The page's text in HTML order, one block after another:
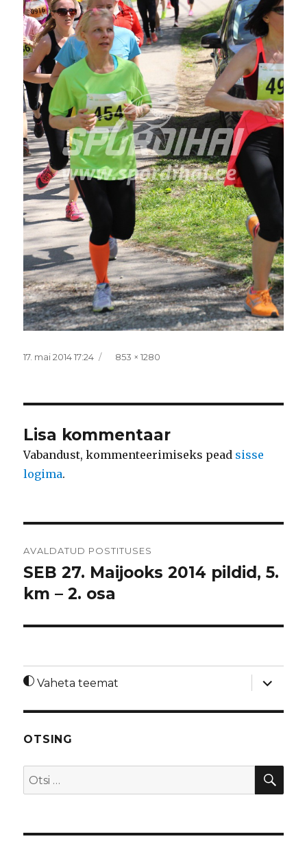
Postitatud
17. mai 2014 17:24 Täissuurus
853 × 1280
Lisa kommentaar
Vabandust, kommenteerimiseks pead sisse
logima.
AVALDATUD POSTITUSES
SEB 27. Maijooks 2014 pildid, 5.
km – 2. osa
Vaheta teemat
laienda
OTSING
Otsi: